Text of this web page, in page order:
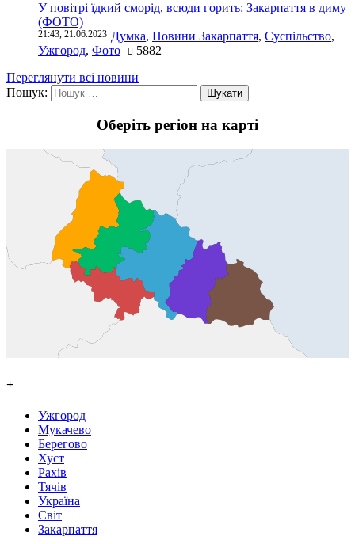
У повітрі їдкий сморід, всюди горить: Закарпаття в диму
(ФОТО)
21:43, 21.06.2023 Думка, Новини Закарпаття, Суспільство,
Ужгород, Фото
5882
Переглянути всі новини
Пошук:
Оберіть регіон на карті
+
Ужгород
Мукачево
Берегово
Хуст
Рахів
Тячів
Україна
Світ
Закарпаття